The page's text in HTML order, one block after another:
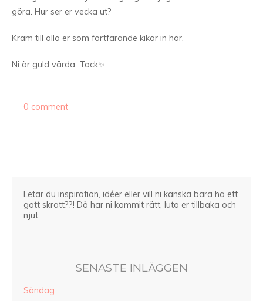
göra. Hur ser er vecka ut?
Kram till alla er som fortfarande kikar in här.
Ni är guld värda. Tack✨
0 comment
Letar du inspiration, idéer eller vill ni kanska bara ha ett
gott skratt??! Då har ni kommit rätt, luta er tillbaka och
njut.
SENASTE INLÄGGEN
Söndag